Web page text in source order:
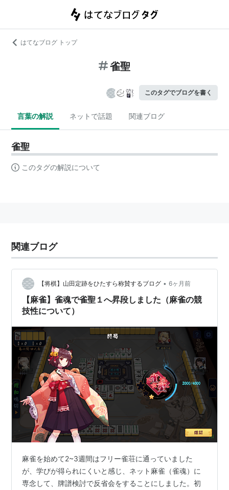
はてなブログ トップ
雀聖
このタグでブログを書く
言葉の解説 ネットで話題 関連ブログ
雀聖
このタグの解説について
関連ブログ
【将棋】山田定跡をひたすら称賛するブログ • 6ヶ月前
【麻雀】雀魂で雀聖１へ昇段しました（麻雀の競
技性について）
麻雀を始めて2~3週間はフリー雀荘に通っていました
が、学びが得られにくいと感じ、ネット麻雀（雀魂）に
専念して、牌譜検討で反省会をすることにしました。初